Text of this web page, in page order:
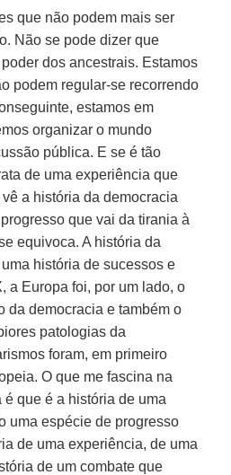
que não podem mais ser
Não se pode dizer que
dos ancestrais. Estamos
podem regular-se recorrendo
estamos em
organizar o mundo
pública. E se é tão
de uma experiência que
a história da democracia
que vai da tirania à
equivoca. A história da
história de sucessos e
a Europa foi, por um lado, o
da democracia e também o
patologias da
foram, em primeiro
O que me fascina na
que é a história de uma
uma espécie de progresso
de uma experiência, de uma
de um combate que